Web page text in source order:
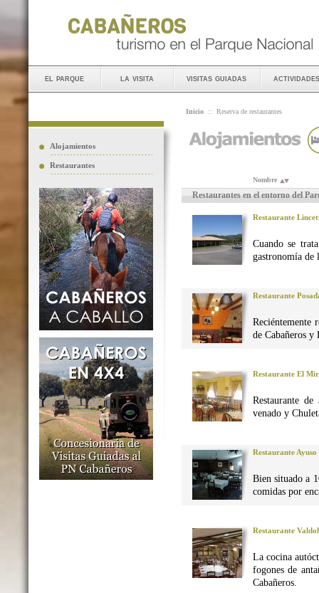
el parque la visita visitas guiadas actividades
Alojamientos
Restaurantes
Inicio :: Reserva de restaurantes
Nombre
Restaurantes en el entorno del
Restaurante
Cuando se
gastronomía de
Restaurante
Reciéntemente
de Cabañeros y
Restaurante El
Restaurante
venado y
Restaurante Ayuso
Bien situado a
comidas por
Restaurante
La cocina
fogones de
Cabañeros.